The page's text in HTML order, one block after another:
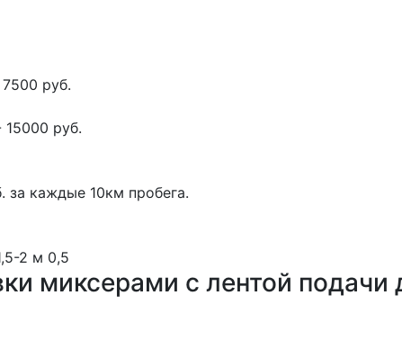
руб.
руб.
за каждые 10км пробега.
2 м 0,5
миксерами с лентой подачи